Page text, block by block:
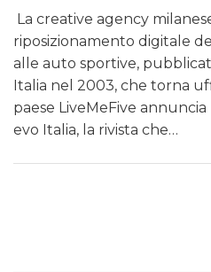
La creative agency
riposizionamento digitale
alle auto sportive,
Italia nel 2003, che torna
paese LiveMeFive
evo Italia, la rivista che…